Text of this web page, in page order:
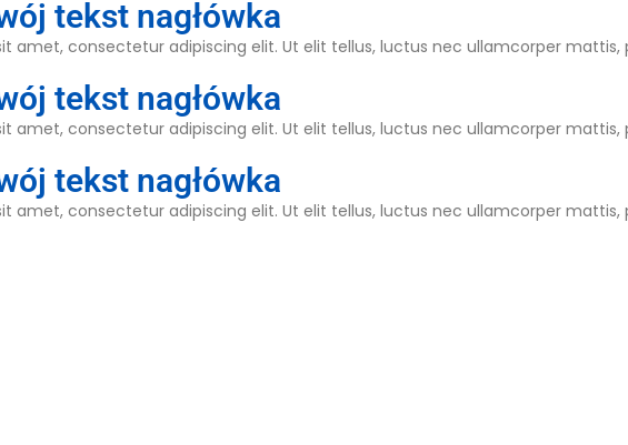
tekst nagłówka
amet, consectetur adipiscing elit. Ut elit tellus, luctus nec ullamcorper mattis,
tekst nagłówka
amet, consectetur adipiscing elit. Ut elit tellus, luctus nec ullamcorper mattis,
tekst nagłówka
amet, consectetur adipiscing elit. Ut elit tellus, luctus nec ullamcorper mattis,